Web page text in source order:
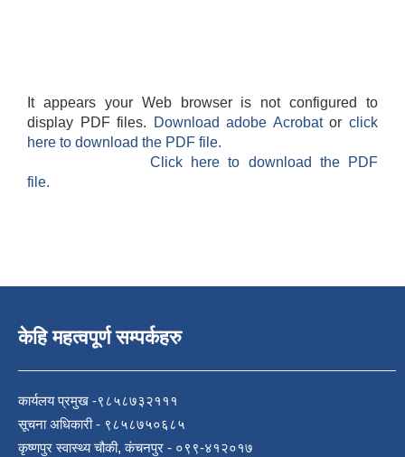
It appears your Web browser is not configured to
display PDF files.
Download adobe Acrobatorclick
here to download the PDF file.
Click here to download the PDF
file.
केहि महत्वपूर्ण सम्पर्कहरु
कार्यलय प्रमुख -९८५८७३२१११
सूचना अधिकारी - ९८५८७५०६८५
कृष्णपुर स्वास्थ्य चौकी, कंचनपुर - ०९९-४१२०१७